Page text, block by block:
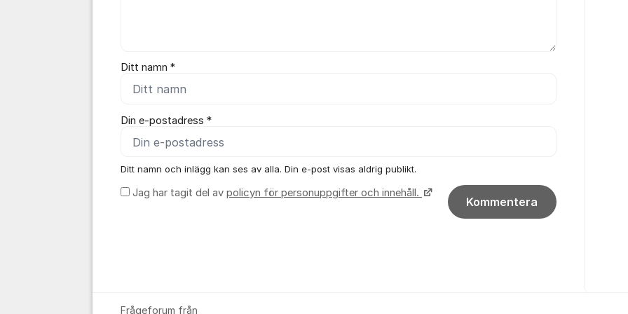
Ditt namn *
Din e-postadress *
Ditt namn och inlägg kan ses av alla. Din e-post visas aldrig publikt.
Jag har tagit del av policyn för personuppgifter och innehåll.
Kommentera
Frågeforum från